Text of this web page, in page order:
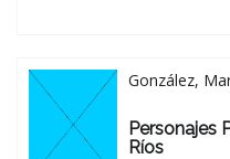
González,
Personajes
Ríos